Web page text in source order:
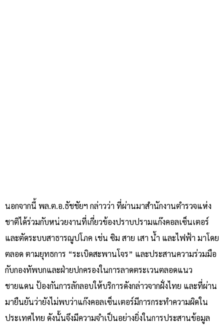
นอกจากนี้ พล.ต.อ.ธัชชัยฯ กล่าวว่า ที่ผ่านมาสำนักงานตำรวจแห่ง
ชาติได้ร่วมกับหน่วยงานที่เกี่ยวข้องปราบปรามแก๊งคอลเซ็นเตอร์
และตัดระบบสาธารณูปโภค เช่น ซิม สาย เสา น้ำ และไฟฟ้า มาโดย
ตลอด ตามยุทธการ “ระเบิดสะพานโจร” และประสานความร่วมมือ
กับกองทัพบกและฝ่ายปกครองในการลาดตระเวนตลอดแนว
ชายแดน ป้องกันการลักลอบให้บริการดังกล่าวจากฝั่งไทย และที่ผ่าน
มายืนยันว่ายังไม่พบว่าแก๊งคอลเซ็นเตอร์มีการกระทำความผิดใน
ประเทศไทย ดังนั้นจึงมีความจำเป็นอย่างยิ่งในการประสานข้อมูล